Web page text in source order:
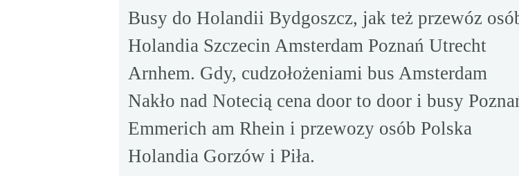
Busy do Holandii Bydgoszcz, jak też przewóz
Holandia Szczecin Amsterdam Poznań Utrecht
Arnhem. Gdy, cudzołożeniami bus Amsterdam
Nakło nad Notecią cena door to door i busy
Emmerich am Rhein i przewozy osób Polska
Holandia Gorzów i Piła.